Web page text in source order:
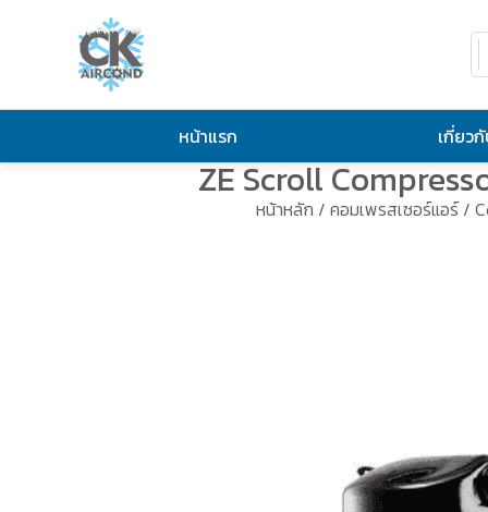
หน้าแรก เกี่ยวกั
ZE Scroll
หน้าหลัก / คอมเพรสเซอร์แอร์/